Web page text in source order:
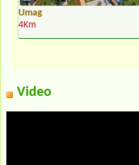
Umag
4Km
Video